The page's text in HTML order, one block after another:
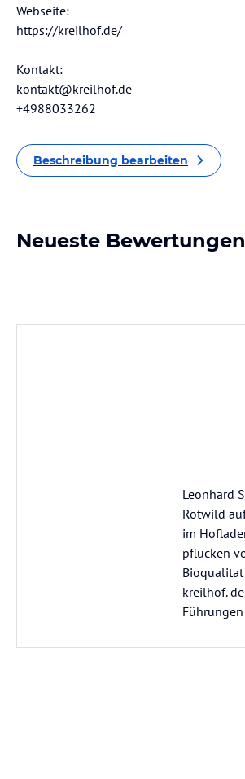
Webseite:
https://kreilhof.de/
Kontakt:
kontakt@kreilhof.de
+4988033262
Beschreibung bearbeiten
Neueste Bewertungen
Leonhard
Rotwild
im
pflücken
kreilhof.